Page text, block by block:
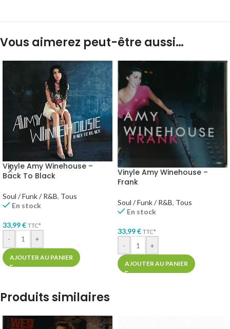
Vous aimerez peut-être aussi…
Vinyle Amy Winehouse –
Back To Black
Soul / Funk / R&B, Tous
En stock
33,99€ TTC*
- +
AJOUTER AU PANIER
Vinyle Amy Winehouse –
Frank
Soul / Funk / R&B, Tous
En stock
33,99€ TTC*
- +
AJOUTER AU PANIER
Produits similaires